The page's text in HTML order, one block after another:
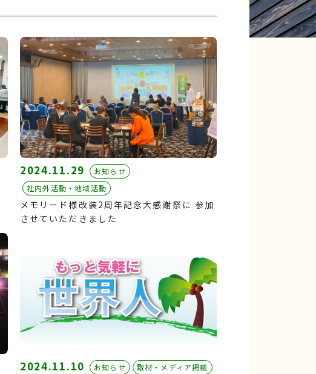
2024.11.29
お知らせ
社内外活動・地域活動
メモリード様改装2周年記念大感謝祭に 参加
させていただきました
2024.11.10 お知らせ
取材・メディア掲載